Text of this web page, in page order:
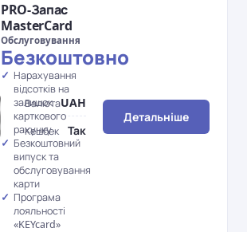
PRO-Запас
MasterCard
Обслуговування
Безкоштовно
Нарахування
відсотків на
залишок
карткового
рахунку
Безкоштовний
випуск та
обслуговування
карти
Програма
лояльності
«KEYcard»
ВалютаUAH
Кешбек Так
Детальніше